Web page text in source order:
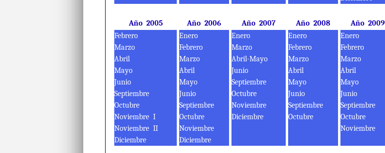
Año 2005 Año 2006 Año 2007 Año 2008
Año 2009
Febrero
Marzo
Abril
Mayo
Junio
Septiembre
Octubre
Noviembre I
Noviembre II
Diciembre
Enero
Febrero
Marzo
Abril
Mayo
Junio
Septiembre
Octubre
Noviembre
Diciembre
Enero
Marzo
Abril-Mayo
Junio
Septiembre
Octubre
Noviembre
Diciembre
Enero
Febrero
Marzo
Abril
Mayo
Junio
Septiembre
Octubre
Enero
Febrero
Marzo
Abril
Mayo
Junio
Septiembre
Octubre
Noviembre